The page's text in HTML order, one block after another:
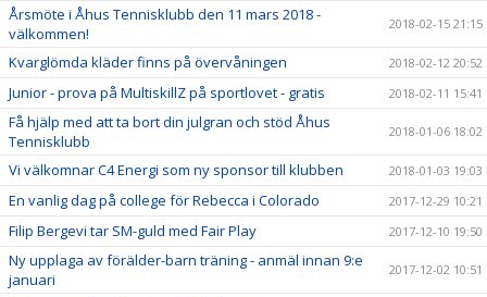
Årsmöte i Åhus Tennisklubb den 11 mars 2018 -
välkommen!
2018-02-15 21:15
Kvarglömda kläder finns på övervåningen 2018-02-12 20:52
Junior - prova på MultiskillZ på sportlovet - gratis 2018-02-11 15:41
Få hjälp med att ta bort din julgran och stöd Åhus
Tennisklubb
2018-01-06 18:02
Vi välkomnar C4 Energi som ny sponsor till klubben 2018-01-03 19:03
En vanlig dag på college för Rebecca i Colorado 2017-12-29 10:21
Filip Bergevi tar SM-guld med Fair Play 2017-12-10 19:50
Ny upplaga av förälder-barn träning - anmäl innan 9:e
januari
2017-12-02 10:51